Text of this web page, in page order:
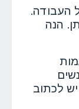
העבודה.
הנה
לכתוב